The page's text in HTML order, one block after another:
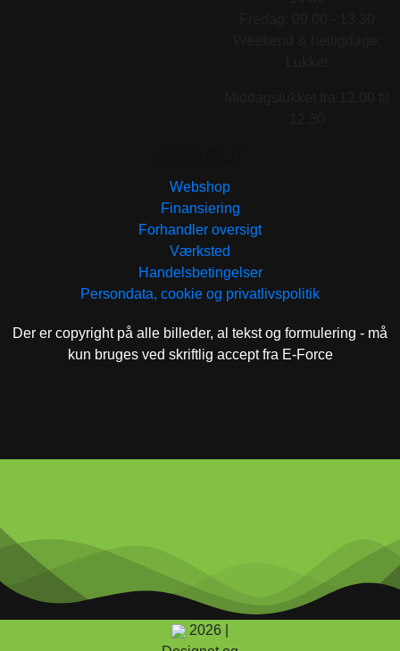
Webshop
Finansiering
Forhandler oversigt
Værksted
Handelsbetingelser
Persondata, cookie og privatlivspolitik
Der er copyright på alle billeder, al tekst og formulering - må
kun bruges ved skriftlig accept fra E-Force
2026 |